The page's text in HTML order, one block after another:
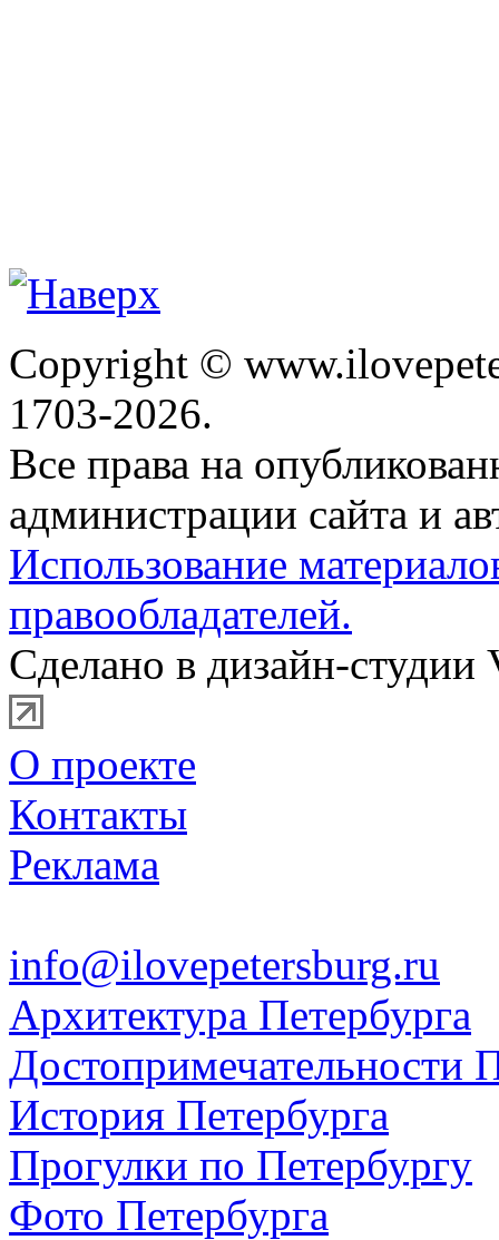
Copyright ©
1703-2026.
Все права на
администрации сайта и
Использование
правообладателей.
Сделано в дизайн-студии
О проекте
Контакты
Реклама
info@ilovepetersburg.ru
Архитектура Петербурга
Достопримечательности
История Петербурга
Прогулки по Петербургу
Фото Петербурга